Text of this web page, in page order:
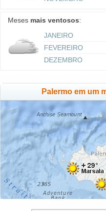
Meses mais ventosos:
JANEIRO
FEVEREIRO
DEZEMBRO
Palermo em um